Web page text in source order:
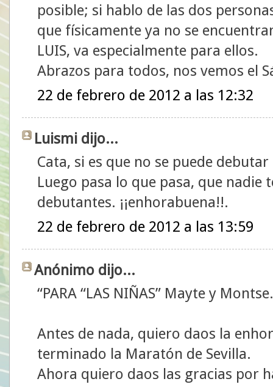
posible; si hablo de las dos
que físicamente ya no se
LUIS, va especialmente para ellos.
Abrazos para todos, nos vemos el
22 de febrero de 2012 a las 12:32
Luismi dijo...
Cata, si es que no se puede
Luego pasa lo que pasa, que nadie
debutantes. ¡¡enhorabuena!!.
22 de febrero de 2012 a las 13:59
Anónimo dijo...
“PARA “LAS NIÑAS” Mayte y Montse.
Antes de nada, quiero daos la
terminado la Maratón de Sevilla.
Ahora quiero daos las gracias por